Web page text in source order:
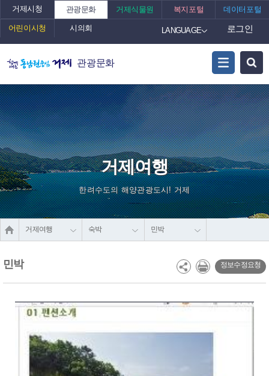
거제시청 관광문화 거제식물원 복지포털 데이터포털
어린이시청 시의회 LANGUAGE 로그인
관광문화
거제여행
한려수도의 해양관광도시! 거제
거제여행 숙박 민박
민박 정보수정요청